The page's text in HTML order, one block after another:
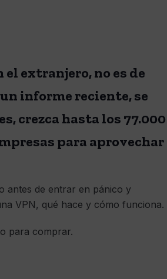
extranjero, no es de
informe reciente, se
crezca hasta los 77.000
para aprovechar
antes de entrar en pánico y
VPN, qué hace y cómo funciona.
para comprar.